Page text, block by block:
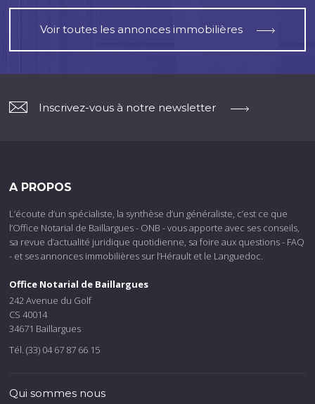
Voir toutes les annonces immobilières
Inscrivez-vous à notre newsletter
A PROPOS
L’écoute d’un spécialiste, la synthèse d’un généraliste, c’est ce que
l’Office Notarial de Baillargues - ONB - vous apporte avec ses conseils,
sa revue d’actualité juridique quotidienne, sa foire aux questions - FAQ
- et ses annonces immobilières sur l’Hérault et le Languedoc.
Office Notarial de Baillargues
242 Avenue du Golf
CS 40014
34671 Baillargues
Tél. (33) 04 67 87 66 15
Qui sommes nous